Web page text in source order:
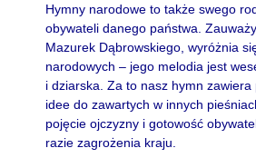
Hymny narodowe to także swego
obywateli danego państwa.
Mazurek Dąbrowskiego, wyróżnia
narodowych – jego melodia jest
i dziarska. Za to nasz hymn zawiera
idee do zawartych w innych
pojęcie ojczyzny i gotowość
razie zagrożenia kraju.